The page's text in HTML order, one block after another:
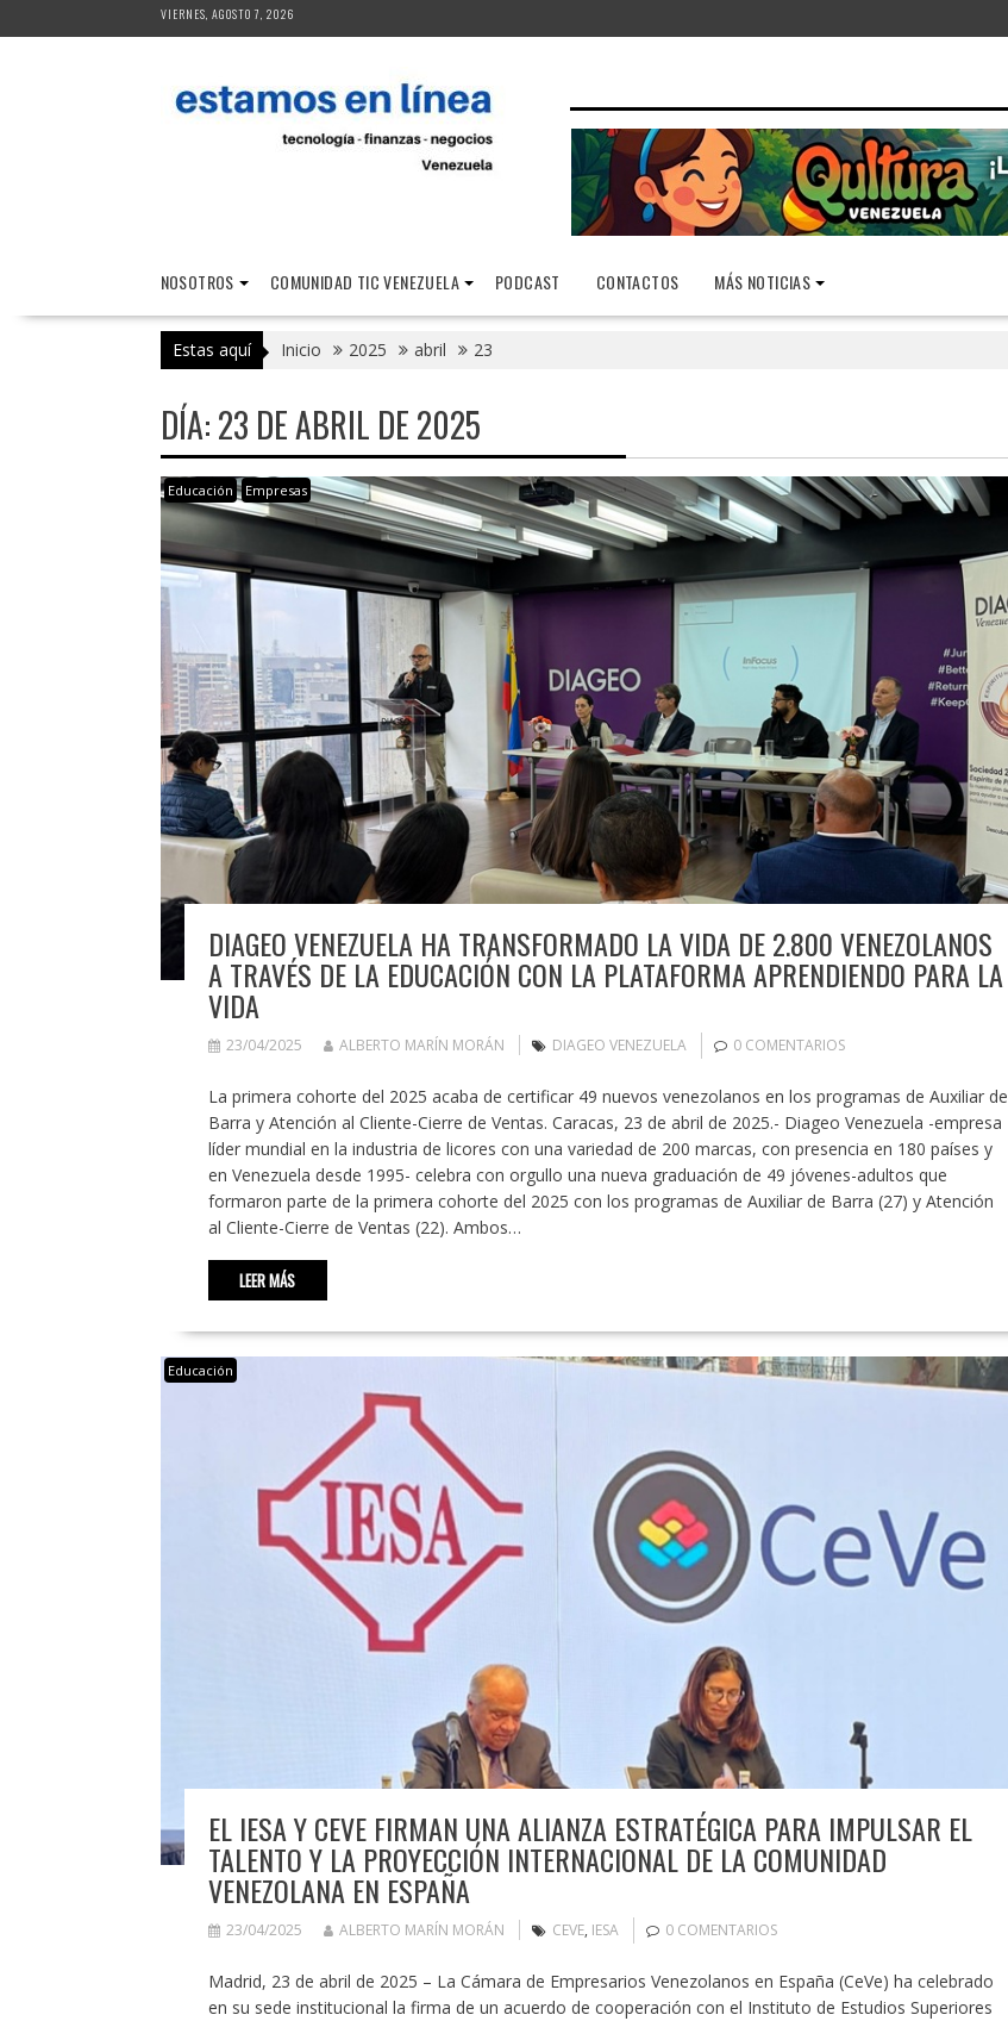
al
VIERNES, AGOSTO 7, 2026
NOSOTROS COMUNIDAD TIC VENEZUELA PODCAST CONTACTOS MÁS NOTICIAS
Estas aquí Inicio 2025 abril 23
DÍA:23 DE ABRIL DE 2025
Educación Empresas
DIAGEO VENEZUELA HA TRANSFORMADO LA VIDA DE 2.800 VENEZOLANOS
A TRAVÉS DE LA EDUCACIÓN CON LA PLATAFORMA APRENDIENDO PARA LA
VIDA
23/04/2025 ALBERTO MARÍN MORÁN DIAGEO VENEZUELA 0 COMENTARIOS
La primera cohorte del 2025 acaba de certificar 49 nuevos venezolanos en los programas de Auxiliar de
Barra y Atención al Cliente-Cierre de Ventas. Caracas, 23 de abril de 2025.- Diageo Venezuela -empresa
líder mundial en la industria de licores con una variedad de 200 marcas, con presencia en 180 países y
en Venezuela desde 1995- celebra con orgullo una nueva graduación de 49 jóvenes-adultos que
formaron parte de la primera cohorte del 2025 con los programas de Auxiliar de Barra (27) y Atención
al Cliente-Cierre de Ventas (22). Ambos…
LEER MÁS
Educación
EL IESA Y CEVE FIRMAN UNA ALIANZA ESTRATÉGICA PARA IMPULSAR EL
TALENTO Y LA PROYECCIÓN INTERNACIONAL DE LA COMUNIDAD
VENEZOLANA EN ESPAÑA
23/04/2025 ALBERTO MARÍN MORÁN CEVE, IESA 0 COMENTARIOS
Madrid, 23 de abril de 2025 – La Cámara de Empresarios Venezolanos en España (CeVe) ha celebrado
en su sede institucional la firma de un acuerdo de cooperación con el Instituto de Estudios Superiores